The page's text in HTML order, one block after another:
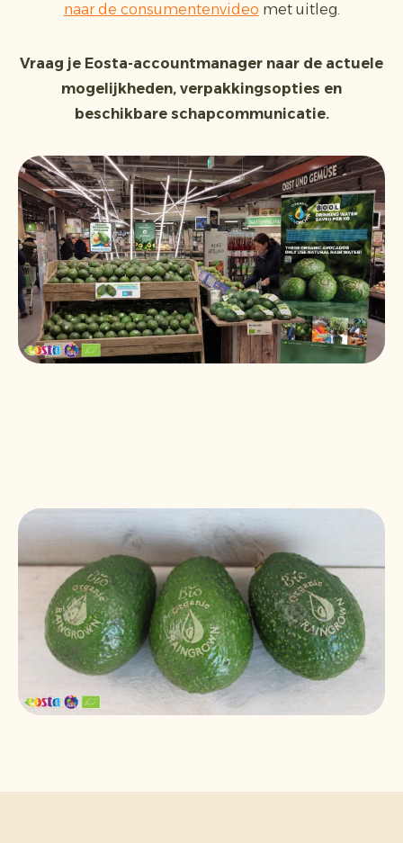
naar de consumentenvideo met uitleg.
Vraag je Eosta-accountmanager naar de actuele
mogelijkheden, verpakkingsopties en
beschikbare schapcommunicatie.